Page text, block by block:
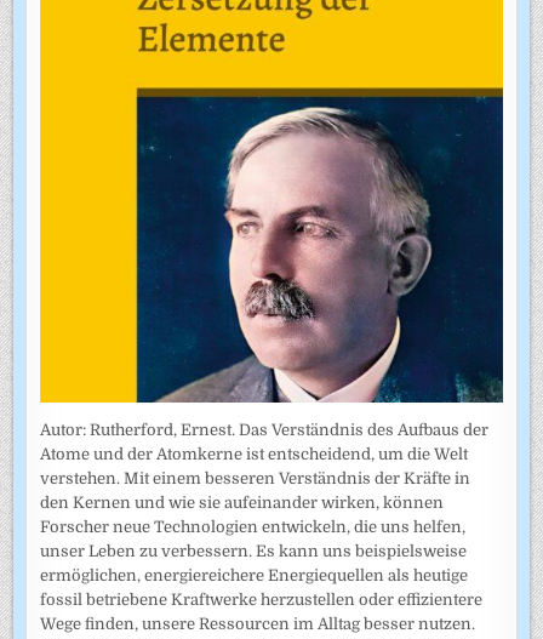
Autor: Rutherford, Ernest. Das Verständnis des Aufbaus der
Atome und der Atomkerne ist entscheidend, um die Welt
verstehen. Mit einem besseren Verständnis der Kräfte in
den Kernen und wie sie aufeinander wirken, können
Forscher neue Technologien entwickeln, die uns helfen,
unser Leben zu verbessern. Es kann uns beispielsweise
ermöglichen, energiereichere Energiequellen als heutige
fossil betriebene Kraftwerke herzustellen oder effizientere
Wege finden, unsere Ressourcen im Alltag besser nutzen.